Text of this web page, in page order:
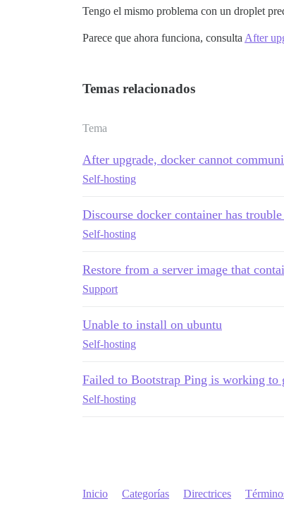
Tengo el mismo problema con un droplet
Parece que ahora funciona, consulta After
Temas relacionados
Tema
After upgrade, docker cannot
Self-hosting
Discourse docker container has
Self-hosting
Restore from a server image that
Support
Unable to install on ubuntu
Self-hosting
Failed to Bootstrap Ping is working to
Self-hosting
Inicio Categorías Directrices